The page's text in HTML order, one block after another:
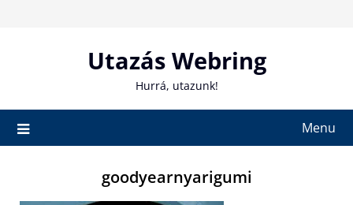
Utazás Webring
Hurrá, utazunk!
Menu
goodyearnyarigumi